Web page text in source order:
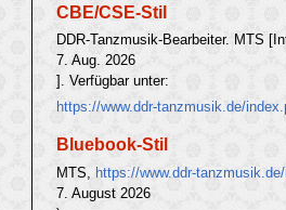
CBE/CSE-Stil
DDR-Tanzmusik-Bearbeiter. MTS
7. Aug. 2026
]. Verfügbar unter:
https://www.ddr-tanzmusik.de/
Bluebook-Stil
MTS, https://www.ddr-
7. August 2026